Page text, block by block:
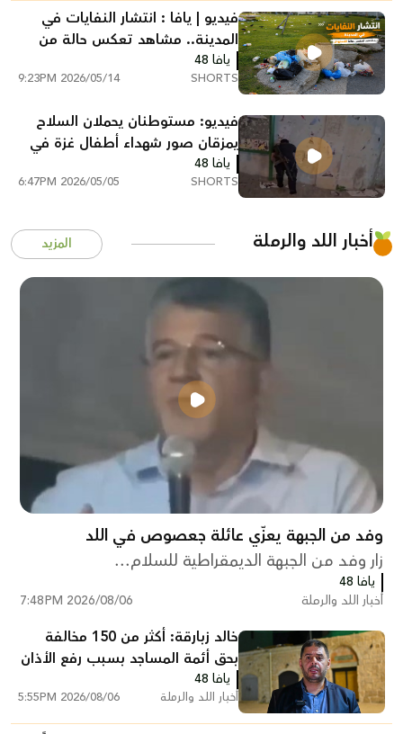
فيديو | يافا : انتشار النفايات في
المدينة.. مشاهد تعكس حالة من
الاستهتار
يافا 48
SHORTS
2026/05/14 9:23PM
فيديو: مستوطنان يحملان السلاح
يمزقان صور شهداء أطفال غزة في
يافا
يافا 48
SHORTS
2026/05/05 6:47PM
أخبار اللد والرملة المزيد
وفد من الجبهة يعزّي عائلة جعصوص في اللد
زار وفد من الجبهة الديمقراطية للسلام...
يافا 48
أخبار اللد والرملة
2026/08/06 7:48PM
خالد زبارقة: أكثر من 150 مخالفة
بحق أئمة المساجد بسبب رفع الأذان
في اللد
يافا 48
أخبار اللد والرملة 2026/08/06 5:55PM